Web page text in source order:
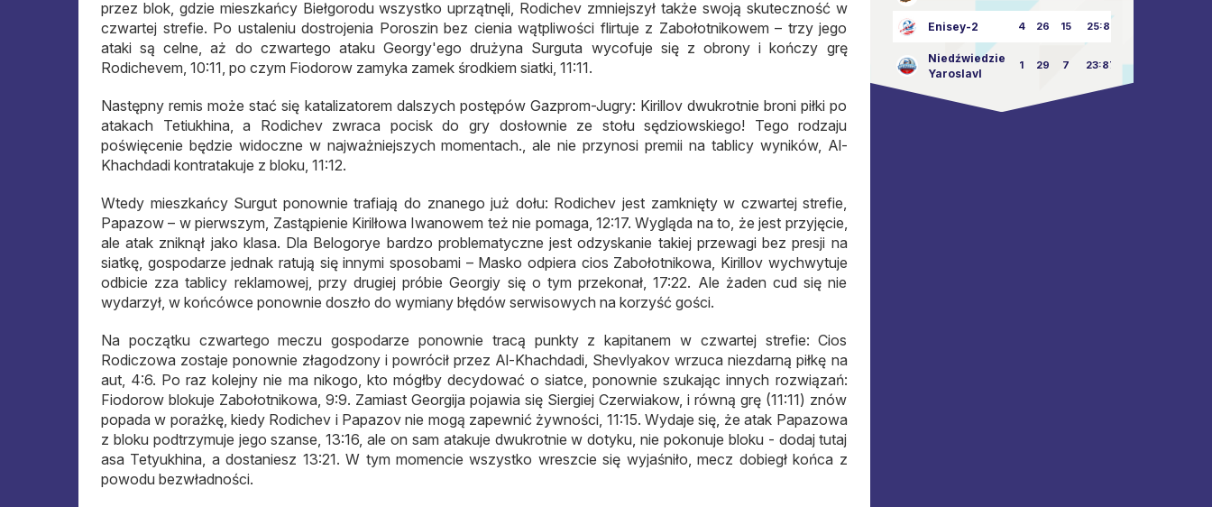
przez blok, gdzie mieszkańcy Biełgorodu wszystko uprzątnęli, Rodichev zmniejszył także swoją skuteczność w
czwartej strefie. Po ustaleniu dostrojenia Poroszin bez cienia wątpliwości flirtuje z Zabołotnikowem – trzy jego
ataki są celne, aż do czwartego ataku Georgy'ego drużyna Surguta wycofuje się z obrony i kończy grę
Rodichevem, 10:11, po czym Fiodorow zamyka zamek środkiem siatki, 11:11.
Następny remis może stać się katalizatorem dalszych postępów Gazprom-Jugry: Kirillov dwukrotnie broni piłki po
atakach Tetiukhina, a Rodichev zwraca pocisk do gry dosłownie ze stołu sędziowskiego! Tego rodzaju
poświęcenie będzie widoczne w najważniejszych momentach., ale nie przynosi premii na tablicy wyników, Al-
Khachdadi kontratakuje z bloku, 11:12.
Wtedy mieszkańcy Surgut ponownie trafiają do znanego już dołu: Rodichev jest zamknięty w czwartej strefie,
Papazow – w pierwszym, Zastąpienie Kirilłowa Iwanowem też nie pomaga, 12:17. Wygląda na to, że jest przyjęcie,
ale atak zniknął jako klasa. Dla Belogorye bardzo problematyczne jest odzyskanie takiej przewagi bez presji na
siatkę, gospodarze jednak ratują się innymi sposobami – Masko odpiera cios Zabołotnikowa, Kirillov wychwytuje
odbicie zza tablicy reklamowej, przy drugiej próbie Georgiy się o tym przekonał, 17:22. Ale żaden cud się nie
wydarzył, w końcówce ponownie doszło do wymiany błędów serwisowych na korzyść gości.
Na początku czwartego meczu gospodarze ponownie tracą punkty z kapitanem w czwartej strefie: Cios
Rodiczowa zostaje ponownie złagodzony i powrócił przez Al-Khachdadi, Shevlyakov wrzuca niezdarną piłkę na
aut, 4:6. Po raz kolejny nie ma nikogo, kto mógłby decydować o siatce, ponownie szukając innych rozwiązań:
Fiodorow blokuje Zabołotnikowa, 9:9. Zamiast Georgija pojawia się Siergiej Czerwiakow, i równą grę (11:11) znów
popada w porażkę, kiedy Rodichev i Papazov nie mogą zapewnić żywności, 11:15. Wydaje się, że atak Papazowa
z bloku podtrzymuje jego szanse, 13:16, ale on sam atakuje dwukrotnie w dotyku, nie pokonuje bloku - dodaj tutaj
asa Tetyukhina, a dostaniesz 13:21. W tym momencie wszystko wreszcie się wyjaśniło, mecz dobiegł końca z
powodu bezwładności.
Enisey-2 4 26 15 25:82
Niedźwiedzie
Yaroslavl
1 29 7 23:87